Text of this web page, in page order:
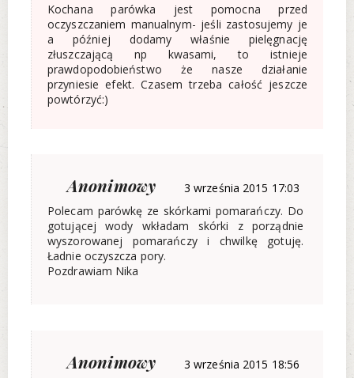
Kochana parówka jest pomocna przed
oczyszczaniem manualnym- jeśli zastosujemy je
a później dodamy właśnie pielęgnację
złuszczającą np kwasami, to istnieje
prawdopodobieństwo że nasze działanie
przyniesie efekt. Czasem trzeba całość jeszcze
powtórzyć:)
Anonimowy
3 września 2015 17:03
Polecam parówkę ze skórkami pomarańczy. Do
gotującej wody wkładam skórki z porządnie
wyszorowanej pomarańczy i chwilkę gotuję.
Ładnie oczyszcza pory.
Pozdrawiam Nika
Anonimowy
3 września 2015 18:56